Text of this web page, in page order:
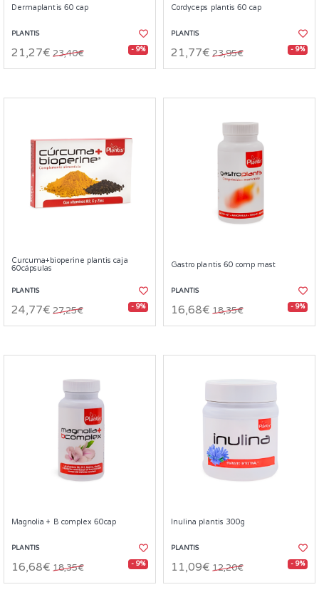
Dermaplantis 60 cap
PLANTIS
21,27€ 23,40€ - 9%
Cordyceps plantis 60 cap
PLANTIS
21,77€ 23,95€ - 9%
Curcuma+bioperine plantis caja
60cápsulas
PLANTIS
24,77€ 27,25€ - 9%
Gastro plantis 60 comp mast
PLANTIS
16,68€ 18,35€ - 9%
Magnolia + B complex 60cap
PLANTIS
16,68€ 18,35€ - 9%
Inulina plantis 300g
PLANTIS
11,09€ 12,20€ - 9%